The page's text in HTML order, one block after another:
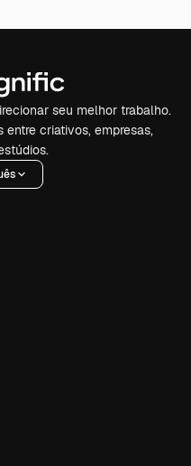
seu melhor trabalho.
entre criativos, empresas,